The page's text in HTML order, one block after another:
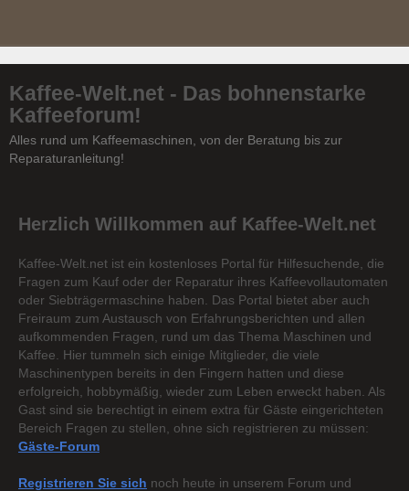
Kaffee-Welt.net - Das bohnenstarke
Kaffeeforum!
Alles rund um Kaffeemaschinen, von der Beratung bis zur
Reparaturanleitung!
Herzlich Willkommen auf Kaffee-Welt.net
Kaffee-Welt.net ist ein kostenloses Portal für Hilfesuchende, die
Fragen zum Kauf oder der Reparatur ihres Kaffeevollautomaten
oder Siebträgermaschine haben. Das Portal bietet aber auch
Freiraum zum Austausch von Erfahrungsberichten und allen
aufkommenden Fragen, rund um das Thema Maschinen und
Kaffee. Hier tummeln sich einige Mitglieder, die viele
Maschinentypen bereits in den Fingern hatten und diese
erfolgreich, hobbymäßig, wieder zum Leben erweckt haben. Als
Gast sind sie berechtigt in einem extra für Gäste eingerichteten
Bereich Fragen zu stellen, ohne sich registrieren zu müssen:
Gäste-Forum
Registrieren Sie sich noch heute in unserem Forum und